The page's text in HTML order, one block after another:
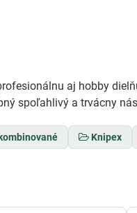
aj hobby
spoľahlivý a trvácny
Knipex